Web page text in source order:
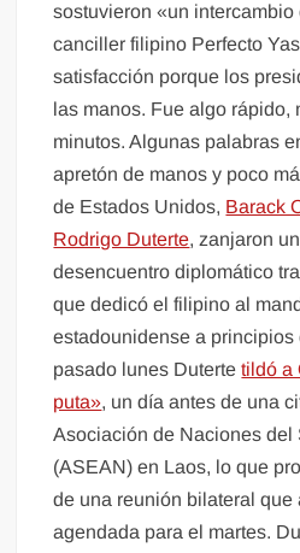
sostuvieron «un
canciller filipino Perfecto
satisfacción porque los
las manos. Fue algo rápido,
minutos. Algunas palabras
apretón de manos y poco
de Estados Unidos, Barack
Rodrigo Duterte, zanjaron
desencuentro diplomático
que dedicó el filipino al
estadounidense a principios
pasado lunes Dutertetildó a
puta», un día antes de una
Asociación de Naciones del
(ASEAN) en Laos, lo que
de una reunión bilateral que
agendada para el martes.